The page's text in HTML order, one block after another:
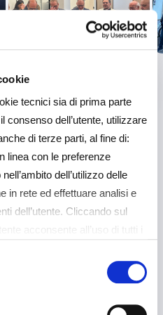
tecnici sia di prima parte
consenso dell’utente, utilizzare
di terze parti, al fine di:
linea con le preferenze
dell’utilizzo delle
in rete ed effettuare analisi e
dell’utente. Cliccando sul
acconsente all’uso di tutti i
e può essere revocato in
desidera gestire le proprie
“Dettagli” (accessibile in
Stampa